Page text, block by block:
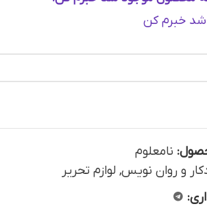
خبرم کن
نامعلوم
و روان نویس, لوازم تحریر